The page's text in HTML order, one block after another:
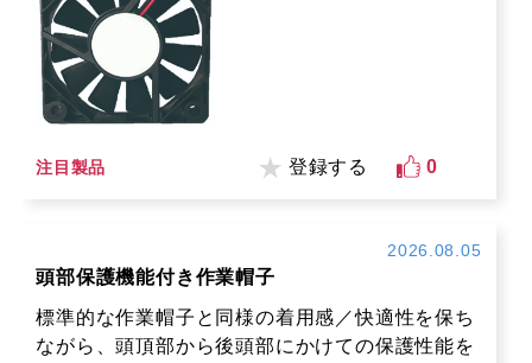
注目製品 登録する 0
2026.08.05
頭部保護機能付き作業帽子
標準的な作業帽子と同様の着用感／快適性を保ち
ながら、頭頂部から後頭部にかけての保護性能を